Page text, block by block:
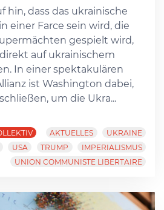
hin, dass das ukrainische
einer Farce sein wird, die
gespielt wird,
auf ukrainischem
In einer spektakulären
ist Washington dabei,
um die Ukra...
AKTUELLES
UKRAINE
USA TRUMP
IMPERIALISMUS
UNION COMMUNISTE LIBERTAIRE